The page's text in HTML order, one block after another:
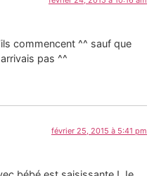
commencent ^^ sauf que
pas ^^
février 25, 2015 à 5:41 pm